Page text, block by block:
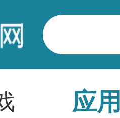
应用